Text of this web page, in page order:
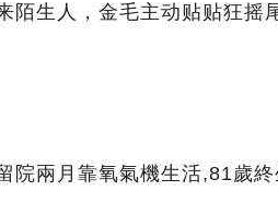
陌生人，金毛主动贴贴狂摇
院兩月靠氧氣機生活,81歲